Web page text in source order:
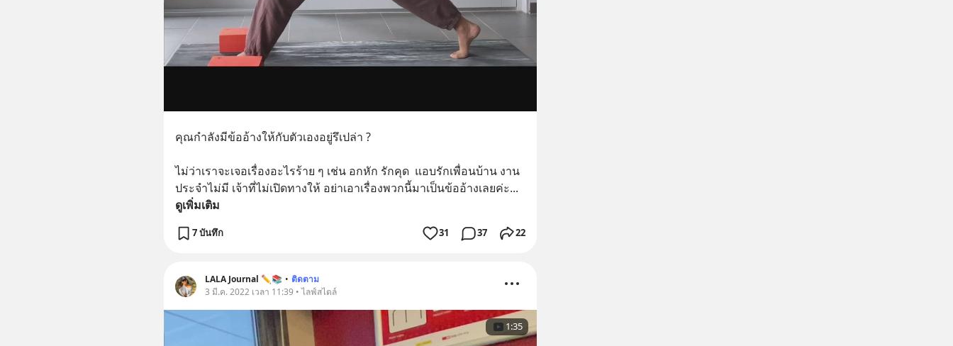
คุณกำลังมีข้ออ้างให้กับตัวเองอยู่รึเปล่า ?
ไม่ว่าเราจะเจอเรื่องอะไรร้าย ๆ เช่น อกหัก รักคุด  แอบรักเพื่อนบ้าน งาน
ประจำไม่มี เจ้าที่ไม่เปิดทางให้ อย่าเอาเรื่องพวกนี้มาเป็นข้ออ้างเลยค่ะ...
ดูเพิ่มเติม
7 บันทึก 31 37 22
LALA Journal ✏️📚 • ติดตาม
3 มี.ค. 2022 เวลา 11:39 • ไลฟ์สไตล์
1:35